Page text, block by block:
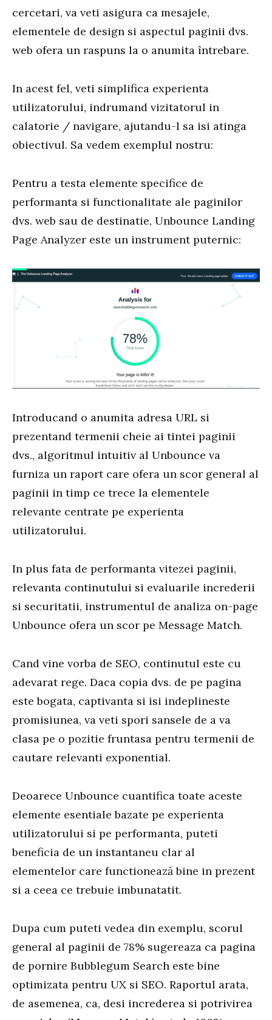
cercetari, va veti asigura ca mesajele,
elementele de design si aspectul paginii dvs.
web ofera un raspuns la o anumita întrebare.
In acest fel, veti simplifica experienta
utilizatorului, indrumand vizitatorul in
calatorie / navigare, ajutandu-l sa isi atinga
obiectivul. Sa vedem exemplul nostru:
Pentru a testa elemente specifice de
performanta si functionalitate ale paginilor
dvs. web sau de destinatie, Unbounce Landing
Page Analyzer este un instrument puternic:
Introducand o anumita adresa URL si
prezentand termenii cheie ai tintei paginii
dvs., algoritmul intuitiv al Unbounce va
furniza un raport care ofera un scor general al
paginii in timp ce trece la elementele
relevante centrate pe experienta
utilizatorului.
In plus fata de performanta vitezei paginii,
relevanta continutului si evaluarile increderii
si securitatii, instrumentul de analiza on-page
Unbounce ofera un scor pe Message Match.
Cand vine vorba de SEO, continutul este cu
adevarat rege. Daca copia dvs. de pe pagina
este bogata, captivanta si isi indeplineste
promisiunea, va veti spori sansele de a va
clasa pe o pozitie fruntasa pentru termenii de
cautare relevanti exponential.
Deoarece Unbounce cuantifica toate aceste
elemente esentiale bazate pe experienta
utilizatorului si pe performanta, puteti
beneficia de un instantaneu clar al
elementelor care functionează bine in prezent
si a ceea ce trebuie imbunatatit.
Dupa cum puteti vedea din exemplu, scorul
general al paginii de 78% sugereaza ca pagina
de pornire Bubblegum Search este bine
optimizata pentru UX si SEO. Raportul arata,
de asemenea, ca, desi increderea si potrivirea